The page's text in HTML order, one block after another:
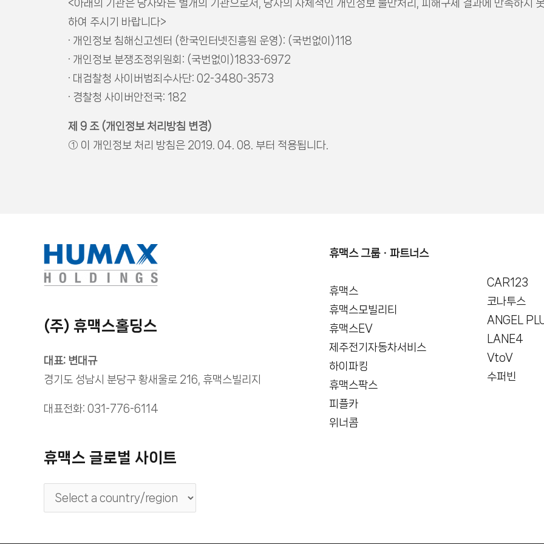
<아래의 기관은 당사와는 별개의 기관으로서, 당사의 자체적인 개인정보 불만처리, 피해구제 결과에 만족하지
하여 주시기 바랍니다>
· 개인정보 침해신고센터 (한국인터넷진흥원 운영): (국번없이)118
· 개인정보 분쟁조정위원회: (국번없이)1833-6972
· 대검찰청 사이버범죄수사단: 02-3480-3573
· 경찰청 사이버안전국: 182
제 9 조 (개인정보 처리방침 변경)
① 이 개인정보 처리 방침은 2019. 04. 08. 부터 적용됩니다.
(주) 휴맥스홀딩스
대표: 변대규
경기도 성남시 분당구 황새울로 216, 휴맥스빌리지
대표전화: 031-776-6114
휴맥스 글로벌 사이트
휴맥스 그룹ㆍ파트너스
휴맥스
휴맥스모빌리티
휴맥스EV
제주전기자동차서비스
하이파킹
휴맥스팍스
피플카
위너콤
CAR123
코나투스
ANGEL
LANE4
VtoV
수퍼빈